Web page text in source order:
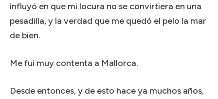
influyó en que mi locura no se convirtiera en una
pesadilla, y la verdad que me quedó el pelo la mar
de bien.
Me fui muy contenta a Mallorca.
Desde entonces, y de esto hace ya muchos años,